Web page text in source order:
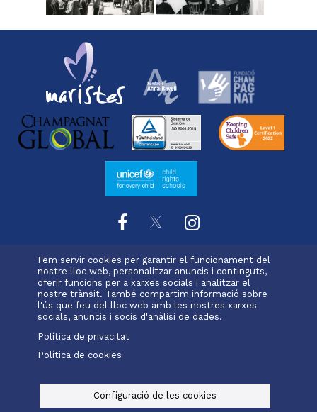
Fem servir cookies per garantir el funcionament del
nostre lloc web, personalitzar anuncis i continguts,
oferir funcions per a xarxes socials i analitzar el
nostre trànsit. També compartim informació sobre
l'ús que feu del lloc web amb les nostres xarxes
socials, anuncis i socis d'anàlisi de dades.
Política de privacitat
Política de cookies
Configuració de les cookies
Menu
footer
valldemia
L'escola Projecte educatiu
Oferta educativa
Serveis i extraescolars
Calendari
Pastoral
Matrícula
Alexia
Office 365